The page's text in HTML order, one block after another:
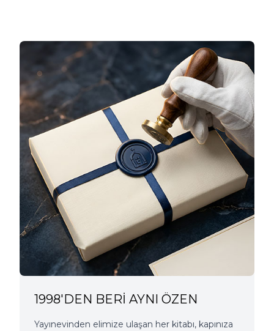
1998'DEN BERİ AYNI ÖZEN
Yayınevinden elimize ulaşan her kitabı, kapınıza